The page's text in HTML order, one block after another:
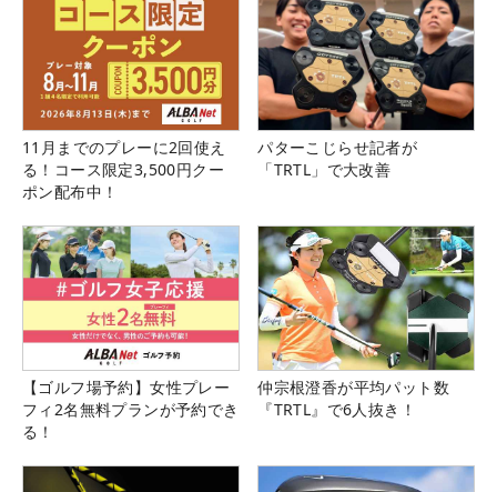
11月までのプレーに2回使え
る！コース限定3,500円クー
ポン配布中！
パターこじらせ記者が
「TRTL」で大改善
【ゴルフ場予約】女性プレー
フィ2名無料プランが予約でき
る！
仲宗根澄香が平均パット数
『TRTL』で6人抜き！